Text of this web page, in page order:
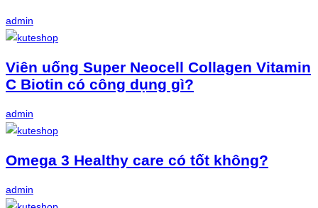
admin
Viên uống Super Neocell Collagen Vitamin
C Biotin có công dụng gì?
admin
Omega 3 Healthy care có tốt không?
admin